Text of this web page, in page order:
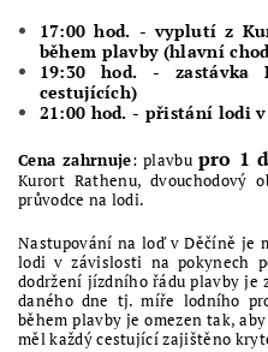
17:00 hod. - vyplutí z
během plavby (hlavní
19:30 hod. - zastávka
cestujících)
21:00 hod. - přistání lodi
Cena zahrnuje: plavbu pro 1
Kurort Rathenu, dvouchodový
průvodce na lodi.
Nastupování na loď v Děčíně je
lodi v závislosti na pokynech
dodržení jízdního řádu plavby je
daného dne tj. míře lodního
během plavby je omezen tak,
měl každý cestující zajištěno